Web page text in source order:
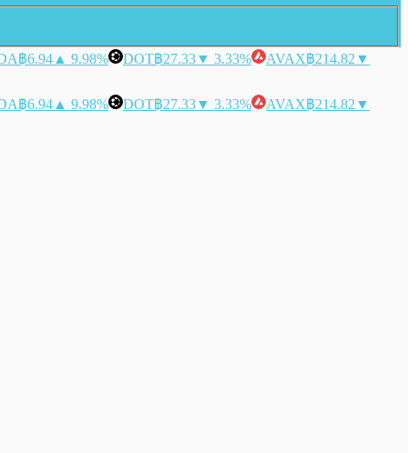
฿6.94 ▲ 9.98% DOT฿27.33▼ 3.33% AVAX฿214.82 ▼
฿6.94 ▲ 9.98% DOT฿27.33▼ 3.33% AVAX฿214.82 ▼